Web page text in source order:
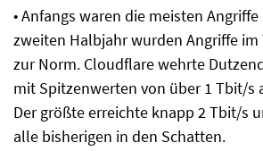
• Anfangs waren die meisten
zweiten Halbjahr wurden Angriffe im
zur Norm. Cloudflare wehrte
mit Spitzenwerten von über 1 Tbit/s
Der größte erreichte knapp 2 Tbit/s
alle bisherigen in den Schatten.